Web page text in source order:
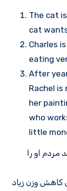
The cat is
cat
Charles
eating
After
Rachel
her
who
little
مردم او را
کاهش وزن زیاد